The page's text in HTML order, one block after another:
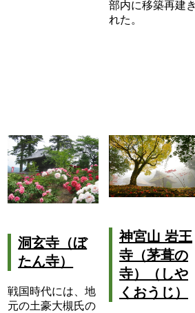
部内に移築再建き
れた。
洞玄寺（ぼ
たん寺）
戦国時代には、地
元の土豪大槻氏の
神宮山 岩王
寺（茅葺の
寺）（しや
くおうじ）